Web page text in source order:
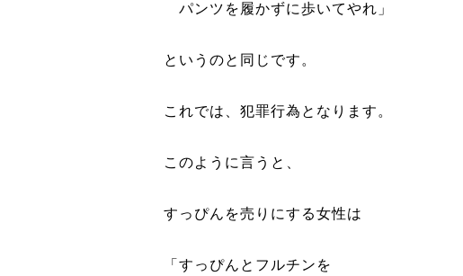
パンツを履かずに歩いてやれ」
というのと同じです。
これでは、犯罪行為となります。
このように言うと、
すっぴんを売りにする女性は
「すっぴんとフルチンを